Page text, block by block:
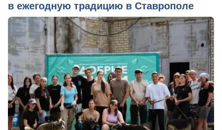
в ежегодную традицию в Ставрополе